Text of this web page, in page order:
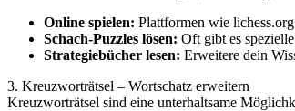
Online spielen: Plattformen wie
Schach-Puzzles lösen: Oft gibt es
Strategiebücher lesen: Erweitere dein
3. Kreuzworträtsel – Wortschatz erweitern
Kreuzworträtsel sind eine unterhaltsame